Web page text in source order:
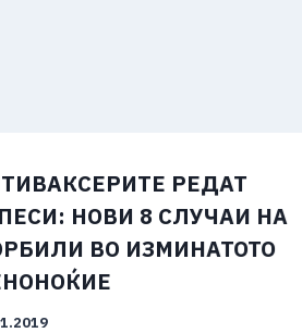
РЕДАТ
НОВИ 8 СЛУЧАИ НА
ВО ИЗМИНАТОТО